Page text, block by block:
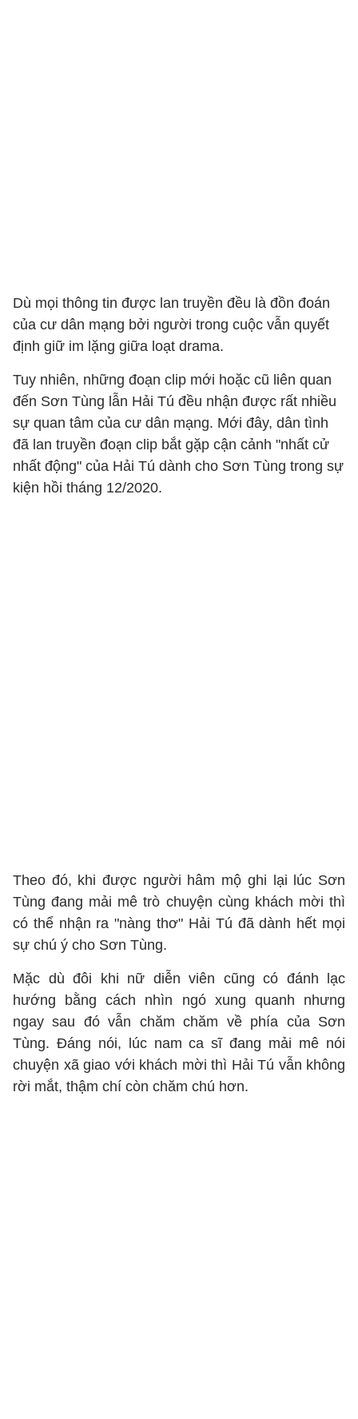
Dù mọi thông tin được lan truyền đều là đồn đoán
của cư dân mạng bởi người trong cuộc vẫn quyết
định giữ im lặng giữa loạt drama.
Tuy nhiên, những đoạn clip mới hoặc cũ liên quan
đến Sơn Tùng lẫn Hải Tú đều nhận được rất nhiều
sự quan tâm của cư dân mạng. Mới đây, dân tình
đã lan truyền đoạn clip bắt gặp cận cảnh "nhất cử
nhất động" của Hải Tú dành cho Sơn Tùng trong sự
kiện hồi tháng 12/2020.
Theo đó, khi được người hâm mộ ghi lại lúc Sơn
Tùng đang mải mê trò chuyện cùng khách mời thì
có thể nhận ra "nàng thơ" Hải Tú đã dành hết mọi
sự chú ý cho Sơn Tùng.
Mặc dù đôi khi nữ diễn viên cũng có đánh lạc
hướng bằng cách nhìn ngó xung quanh nhưng
ngay sau đó vẫn chăm chăm về phía của Sơn
Tùng. Đáng nói, lúc nam ca sĩ đang mải mê nói
chuyện xã giao với khách mời thì Hải Tú vẫn không
rời mắt, thậm chí còn chăm chú hơn.